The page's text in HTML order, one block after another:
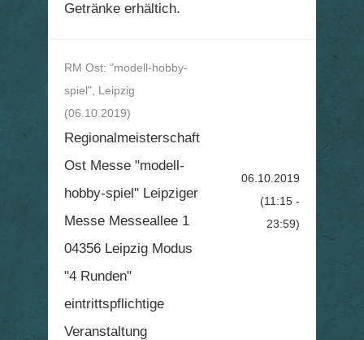
Getränke erhältich.
RM Ost: "modell-hobby-
spiel", Leipzig
(06.10.2019)
Regionalmeisterschaft
Ost Messe "modell-
hobby-spiel" Leipziger
Messe Messeallee 1
04356 Leipzig Modus
"4 Runden"
eintrittspflichtige
Veranstaltung
06.10.2019
(11:15 -
23:59)